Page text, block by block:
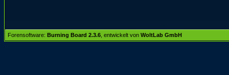
Forensoftware: Burning Board 2.3.6 , entwickelt von WoltLab GmbH